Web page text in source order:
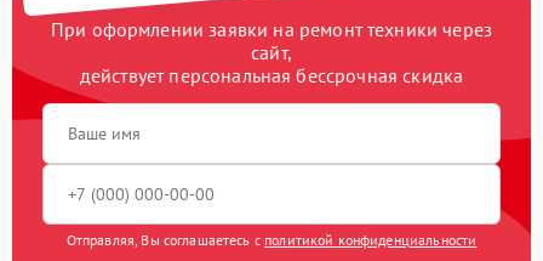
При оформлении заявки на ремонт техники через
сайт,
действует персональная бессрочная скидка
Отправляя, Вы соглашаетесь с политикой конфиденциальности